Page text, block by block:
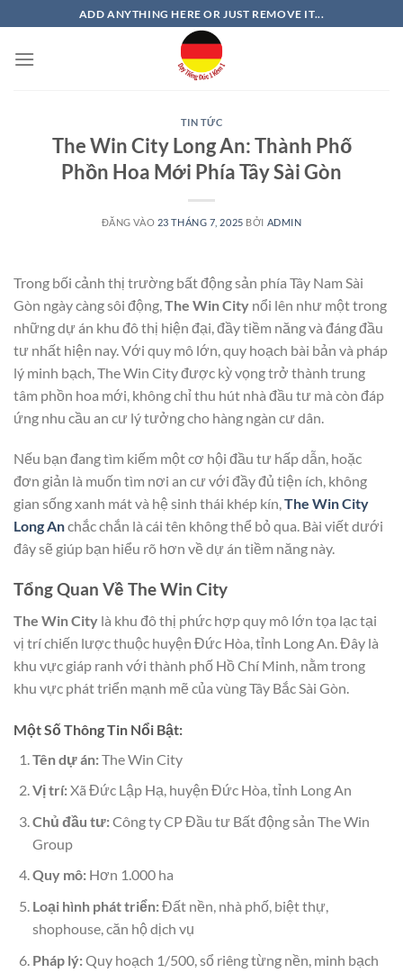
qua
nội
ADD ANYTHING HERE OR JUST REMOVE IT...
TIN TỨC
The Win City Long An: Thành Phố
Phồn Hoa Mới Phía Tây Sài Gòn
ĐĂNG VÀO 23 THÁNG 7, 2025 BỞI ADMIN
Trong bối cảnh thị trường bất động sản phía Tây Nam Sài
Gòn ngày càng sôi động, The Win City nổi lên như một trong
những dự án khu đô thị hiện đại, đầy tiềm năng và đáng đầu
tư nhất hiện nay. Với quy mô lớn, quy hoạch bài bản và pháp
lý minh bạch, The Win City được kỳ vọng trở thành trung
tâm phồn hoa mới, không chỉ thu hút nhà đầu tư mà còn đáp
ứng nhu cầu an cư lý tưởng cho hàng ngàn cư dân.
Nếu bạn đang tìm kiếm một cơ hội đầu tư hấp dẫn, hoặc
đơn giản là muốn tìm nơi an cư với đầy đủ tiện ích, không
gian sống xanh mát và hệ sinh thái khép kín,The Win City
Long Anchắc chắn là cái tên không thể bỏ qua. Bài viết dưới
đây sẽ giúp bạn hiểu rõ hơn về dự án tiềm năng này.
Tổng Quan Về The Win City
The Win City là khu đô thị phức hợp quy mô lớn tọa lạc tại
vị trí chiến lược thuộc huyện Đức Hòa, tỉnh Long An. Đây là
khu vực giáp ranh với thành phố Hồ Chí Minh, nằm trong
khu vực phát triển mạnh mẽ của vùng Tây Bắc Sài Gòn.
Một Số Thông Tin Nổi Bật:
Tên dự án:The Win City
Vị trí:Xã Đức Lập Hạ, huyện Đức Hòa, tỉnh Long An
Chủ đầu tư:Công ty CP Đầu tư Bất động sản The Win
Group
Quy mô:Hơn 1.000 ha
Loại hình phát triển:Đất nền, nhà phố, biệt thự,
shophouse, căn hộ dịch vụ
Pháp lý:Quy hoạch 1/500, sổ riêng từng nền, minh bạch